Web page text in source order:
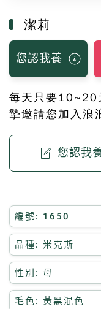
潔莉
您認我養
每天只要
摯邀請您加入浪
您認我
編號: 1650
品種: 米克斯
性別: 母
毛色: 黃黑混色